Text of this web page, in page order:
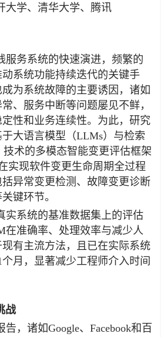
大学、清华大学、腾讯
服务系统的快速演进，频繁的
系统功能持续迭代的关键手
为系统故障的主要诱因，诸如
、服务中断等问题屡见不鲜，
性和业务连续性。为此，研究
大语言模型（LLMs）与检索
技术的多模态智能变更评估框架
实现软件变更生命周期全过程
异常变更检测、故障变更诊断
键环节。
实系统的基准数据集上的评估
在准确率、处理效率与减少人
有主流方法，且已在实际系统
月，显著减少工程师介入时间
战
，诸如Google、Facebook和百